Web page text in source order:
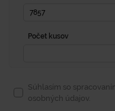
Počet kusov
Súhlasím so
osobných údajov.